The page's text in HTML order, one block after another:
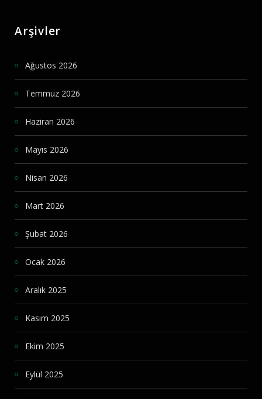
Arşivler
Ağustos 2026
Temmuz 2026
Haziran 2026
Mayıs 2026
Nisan 2026
Mart 2026
Şubat 2026
Ocak 2026
Aralık 2025
Kasım 2025
Ekim 2025
Eylül 2025